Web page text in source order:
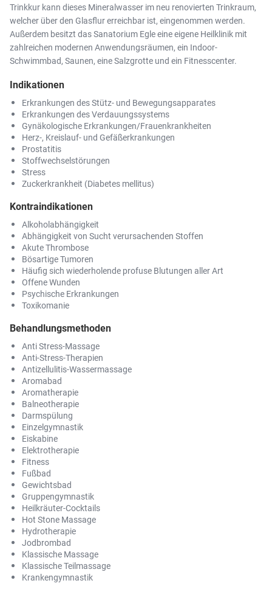
Trinkkur kann dieses Mineralwasser im neu renovierten Trinkraum,
welcher über den Glasflur erreichbar ist, eingenommen werden.
Außerdem besitzt das Sanatorium Egle eine eigene Heilklinik mit
zahlreichen modernen Anwendungsräumen, ein Indoor-
Schwimmbad, Saunen, eine Salzgrotte und ein Fitnesscenter.
Indikationen
Erkrankungen des Stütz- und Bewegungsapparates
Erkrankungen des Verdauungssystems
Gynäkologische Erkrankungen/Frauenkrankheiten
Herz-, Kreislauf- und Gefäßerkrankungen
Prostatitis
Stoffwechselstörungen
Stress
Zuckerkrankheit (Diabetes mellitus)
Kontraindikationen
Alkoholabhängigkeit
Abhängigkeit von Sucht verursachenden Stoffen
Akute Thrombose
Bösartige Tumoren
Häufig sich wiederholende profuse Blutungen aller Art
Offene Wunden
Psychische Erkrankungen
Toxikomanie
Behandlungsmethoden
Anti Stress-Massage
Anti-Stress-Therapien
Antizellulitis-Wassermassage
Aromabad
Aromatherapie
Balneotherapie
Darmspülung
Einzelgymnastik
Eiskabine
Elektrotherapie
Fitness
Fußbad
Gewichtsbad
Gruppengymnastik
Heilkräuter-Cocktails
Hot Stone Massage
Hydrotherapie
Jodbrombad
Klassische Massage
Klassische Teilmassage
Krankengymnastik